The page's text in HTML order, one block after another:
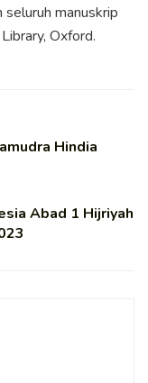
manuskrip
Oxford.
Hindia
Abad 1 Hijriyah